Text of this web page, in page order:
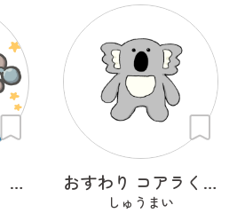
つよくなりたい かぶとむし おすわり コアラくん
しゅうまい